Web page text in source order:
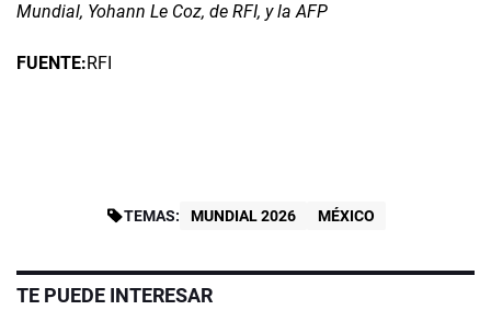
Mundial, Yohann Le Coz, de RFI, y la AFP
FUENTE:RFI
TEMAS: MUNDIAL 2026 MÉXICO
TE PUEDE INTERESAR